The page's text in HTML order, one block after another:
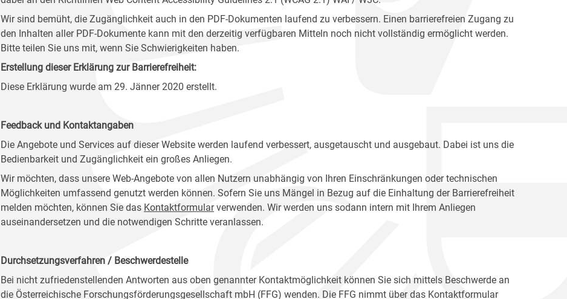
Wir sind bemüht, die Zugänglichkeit auch in den PDF-Dokumenten laufend zu verbessern. Einen barrierefreien Zugang zu
den Inhalten aller PDF-Dokumente kann mit den derzeitig verfügbaren Mitteln noch nicht vollständig ermöglicht werden.
Bitte teilen Sie uns mit, wenn Sie Schwierigkeiten haben.
Erstellung dieser Erklärung zur Barrierefreiheit:
Diese Erklärung wurde am 29. Jänner 2020 erstellt.
Feedback und Kontaktangaben
Die Angebote und Services auf dieser Website werden laufend verbessert, ausgetauscht und ausgebaut. Dabei ist uns die
Bedienbarkeit und Zugänglichkeit ein großes Anliegen.
Wir möchten, dass unsere Web-Angebote von allen Nutzern unabhängig von Ihren Einschränkungen oder technischen
Möglichkeiten umfassend genutzt werden können. Sofern Sie uns Mängel in Bezug auf die Einhaltung der Barrierefreiheit
melden möchten, können Sie das Kontaktformularverwenden. Wir werden uns sodann intern mit Ihrem Anliegen
auseinandersetzen und die notwendigen Schritte veranlassen.
Durchsetzungsverfahren / Beschwerdestelle
Bei nicht zufriedenstellenden Antworten aus oben genannter Kontaktmöglichkeit können Sie sich mittels Beschwerde an
die Österreichische Forschungsförderungsgesellschaft mbH (FFG) wenden. Die FFG nimmt über das Kontaktformular